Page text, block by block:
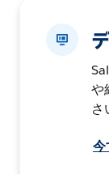
や
さ
今